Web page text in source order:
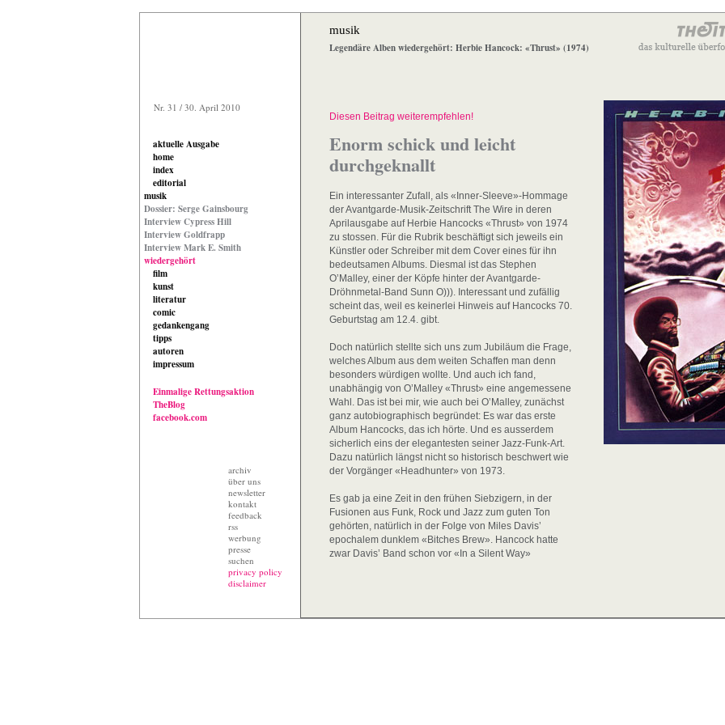
Nr. 31 / 30. April 2010
aktuelle Ausgabe
home
index
editorial
musik
Dossier: Serge Gainsbourg
Interview Cypress Hill
Interview Goldfrapp
Interview Mark E. Smith
wiedergehört
film
kunst
literatur
comic
gedankengang
tipps
autoren
impressum
Einmalige Rettungsaktion
TheBlog
facebook.com
archiv
über uns
newsletter
kontakt
feedback
rss
werbung
presse
suchen
privacy policy
disclaimer
musik
Legendäre Alben wiedergehört: Herbie Hancock: «Thrust» (1974)
Diesen Beitrag weiterempfehlen!
Enorm schick und leicht
durchgeknallt
Ein interessanter Zufall, als «Inner-Sleeve»-Hommage
der Avantgarde-Musik-Zeitschrift The Wire in deren
Aprilausgabe auf Herbie Hancocks «Thrust» von 1974
zu stossen. Für die Rubrik beschäftigt sich jeweils ein
Künstler oder Schreiber mit dem Cover eines für ihn
bedeutsamen Albums. Diesmal ist das Stephen
O’Malley, einer der Köpfe hinter der Avantgarde-
Dröhnmetal-Band Sunn O))). Interessant und zufällig
scheint das, weil es keinerlei Hinweis auf Hancocks 70.
Geburtstag am 12.4. gibt.
Doch natürlich stellte sich uns zum Jubiläum die Frage,
welches Album aus dem weiten Schaffen man denn
besonders würdigen wollte. Und auch ich fand,
unabhängig von O’Malley «Thrust» eine angemessene
Wahl. Das ist bei mir, wie auch bei O’Malley, zunächst
ganz autobiographisch begründet: Es war das erste
Album Hancocks, das ich hörte. Und es ausserdem
sicherlich eins der elegantesten seiner Jazz-Funk-Art.
Dazu natürlich längst nicht so historisch beschwert wie
der Vorgänger «Headhunter» von 1973.
Es gab ja eine Zeit in den frühen Siebzigern, in der
Fusionen aus Funk, Rock und Jazz zum guten Ton
gehörten, natürlich in der Folge von Miles Davis’
epochalem dunklem «Bitches Brew». Hancock hatte
zwar Davis’ Band schon vor «In a Silent Way»